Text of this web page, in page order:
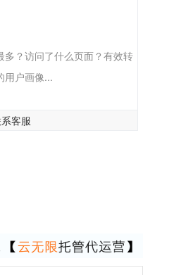
多？访问了什么页面？有效转
用户画像...
客服